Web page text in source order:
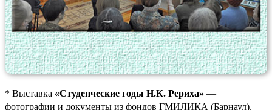
* Выставка «Студенческие годы Н.К. Рериха» —
фотографии и документы из фондов ГМИЛИКА (Барнаул).